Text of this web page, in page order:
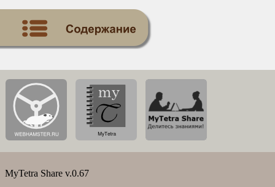
MyTetra Share v.0.67